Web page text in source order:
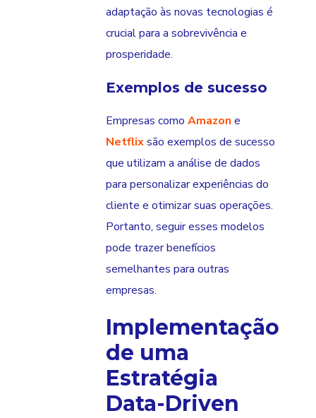
adaptação às novas tecnologias é
crucial para a sobrevivência e
prosperidade.
Exemplos de sucesso
Empresas como Amazon e
Netflixsão exemplos de sucesso
que utilizam a análise de dados
para personalizar experiências do
cliente e otimizar suas operações.
Portanto, seguir esses modelos
pode trazer benefícios
semelhantes para outras
empresas.
Implementação
de uma
Estratégia
Data-Driven